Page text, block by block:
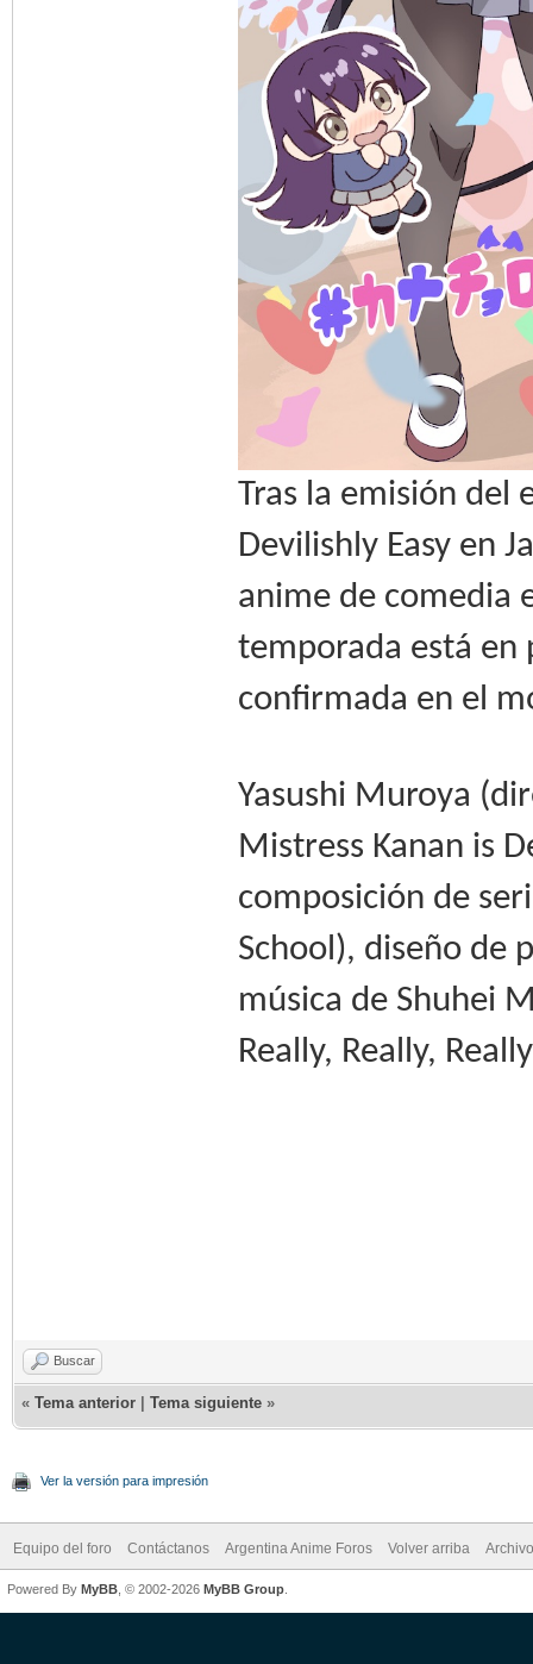
Tras la emisión del
Devilishly Easy en
anime de comedia
temporada está en
confirmada en el
Yasushi Muroya
Mistress Kanan is
composición de
School), diseño de
música de Shuhei
Really, Really,
Buscar
« Tema anterior Tema siguiente »
Ver la versión para impresión
Equipo del foro Contáctanos Argentina Anime Foros Volver arriba
Powered By MyBB , © 2002-2026 MyBB Group